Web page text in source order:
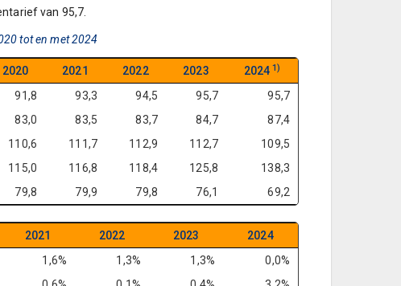
van 95,7.
tot en met 2024
2020 2021 2022 2023 2024 1)
91,8 93,3 94,5 95,7
95,7
83,0 83,5 83,7 84,7
87,4
110,6 111,7 112,9 112,7
109,5
115,0 116,8 118,4 125,8
138,3
79,8 79,9 79,8 76,1 69,2
2021 2022 2023
2024
1,6% 1,3% 1,3%
0,0%